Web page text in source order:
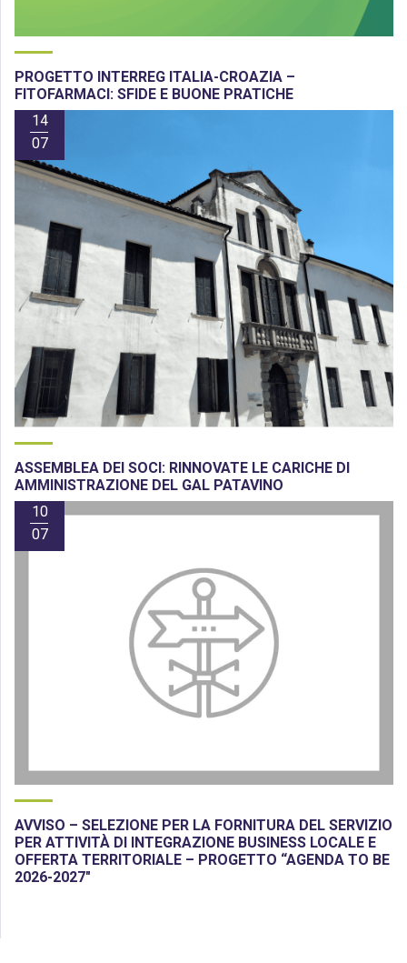
PROGETTO INTERREG ITALIA-CROAZIA –
FITOFARMACI: SFIDE E BUONE PRATICHE
14
07
ASSEMBLEA DEI SOCI: RINNOVATE LE CARICHE DI
AMMINISTRAZIONE DEL GAL PATAVINO
10
07
AVVISO – SELEZIONE PER LA FORNITURA DEL SERVIZIO
PER ATTIVITÀ DI INTEGRAZIONE BUSINESS LOCALE E
OFFERTA TERRITORIALE – PROGETTO “AGENDA TO BE
2026-2027″